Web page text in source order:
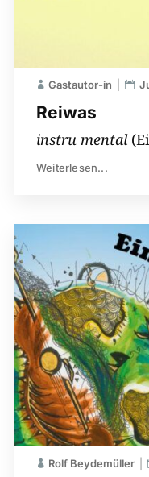
Reiwas
Gastautor-in
instru mental
Weiterlesen...
Rolf Beydemüller